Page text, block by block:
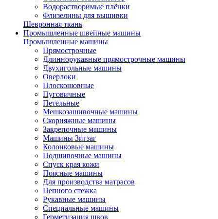
Водорастворимые плёнки
Флизелины для вышивки
Шевронная ткань
Промышленные швейные машины
Промышленные машины
Прямострочные
Длиннорукавные прямострочные машины
Двухигольные машины
Оверлоки
Плоскошовные
Пуговичные
Петельные
Мешкозашивочные машины
Скорняжные машины
Закрепочные машины
Машины Зигзаг
Колонковые машины
Подшивочные машины
Спуск края кожи
Поясные машины
Для производства матрасов
Цепного стежка
Рукавные машины
Специальные машины
Герметизация швов